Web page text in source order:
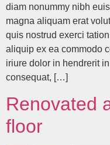
diam nonummy nibh
magna aliquam erat
quis nostrud exerci
aliquip ex ea commodo
iriure dolor in hendrerit
consequat, […]
Renovated
floor